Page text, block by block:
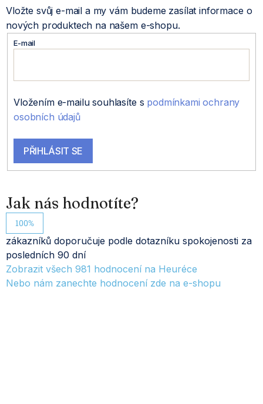
pVložte svůj e-mail a my vám budeme zasílat informace o
nových produktech na našem e-shopu.
E-mail
Vložením e-mailu souhlasíte s podmínkami ochrany
osobních údajů
PŘIHLÁSIT SE
Jak nás hodnotíte?
100%
zákazníků doporučuje podle dotazníku spokojenosti za
posledních 90 dní
Zobrazit všech 981 hodnocení na Heuréce
Nebo nám zanechte hodnocení zde na e-shopu